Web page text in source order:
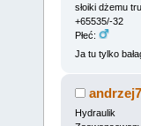
słoiki dżemu
+65535/-32
Płeć:
Ja tu tylko
Hydraulik